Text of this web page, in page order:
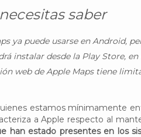
saber
ya puede usarse en Android,
instalar desde la Play Store,
web de Apple Maps tiene
estamos mínimamente
a Apple respecto al
han estado presentes en los